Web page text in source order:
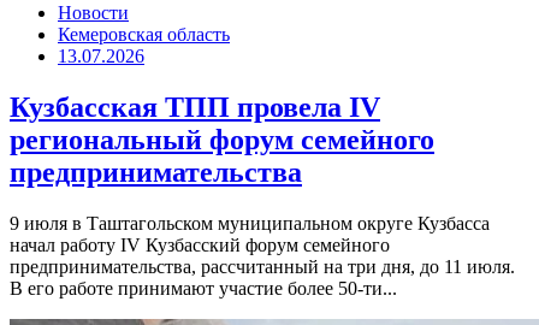
Новости
Кемеровская область
13.07.2026
Кузбасская ТПП провела IV
региональный форум семейного
предпринимательства
9 июля в Таштагольском муниципальном округе Кузбасса
начал работу IV Кузбасский форум семейного
предпринимательства, рассчитанный на три дня, до 11 июля.
В его работе принимают участие более 50-ти...